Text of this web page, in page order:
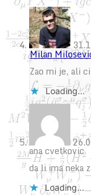
Milan
Zao mi je, ali
Loading...
ana cvetkovic
da li ima neka
Loading...